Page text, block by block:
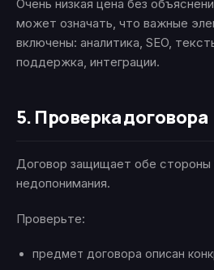
Очень низкая цена без
может означать, что важные
включены: аналитика, SEO,
поддержка, интеграции.
5. Проверка договора
Договор защищает обе стороны
недопонимания.
Проверьте:
предмет договора описан